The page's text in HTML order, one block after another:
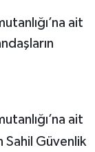
ait
ait
Sahil Güvenlik